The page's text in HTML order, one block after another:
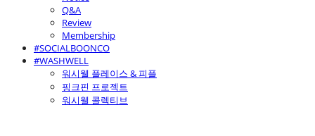
Q&A
Review
Membership
#SOCIALBOONCO
#WASHWELL
워시웰 플레이스 & 피플
핑크핀 프로젝트
워시웰 콜렉티브